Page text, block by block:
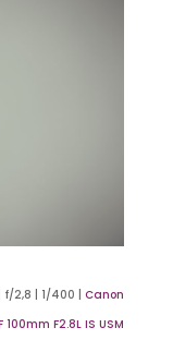
f/2,8 | 1/400 |Canon
100mm F2.8L IS USM